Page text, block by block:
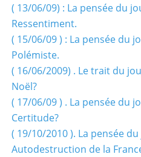
( 13/06/09) : La pensée du
Ressentiment.
( 15/06/09 ) : La pensée du
Polémiste.
( 16/06/2009) . Le trait du
Noël?
( 17/06/09 ) . La pensée du
Certitude?
( 19/10/2010 ). La pensée
Autodestruction de la